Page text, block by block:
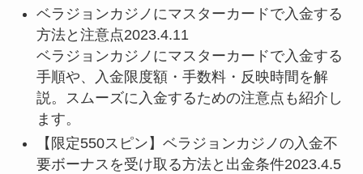
ベラジョンカジノにマスターカードで入金する
方法と注意点2023.4.11
ベラジョンカジノにマスターカードで入金する
手順や、入金限度額・手数料・反映時間を解
説。スムーズに入金するための注意点も紹介し
ます。
【限定550スピン】ベラジョンカジノの入金不
要ボーナスを受け取る方法と出金条件2023.4.5